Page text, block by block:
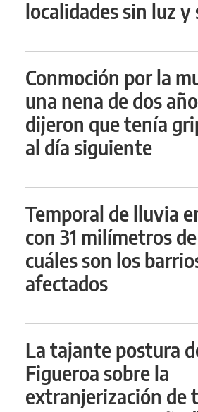
localidades sin luz y
Conmoción por la
una nena de dos
dijeron que tenía
al día siguiente
Temporal de lluvia
con 31 milímetros
cuáles son los
afectados
La tajante postura
Figueroa sobre la
extranjerización de